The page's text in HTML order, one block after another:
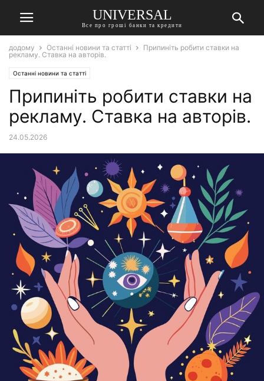
UNIVERSAL
Все про гроші банки та кредити
додому Останні новини та статті
Припиніть робити ставки на
рекламу. Ставка на авторів.
Останні новини та статті
Припиніть робити ставки на
рекламу. Ставка на авторів.
24.05.2026